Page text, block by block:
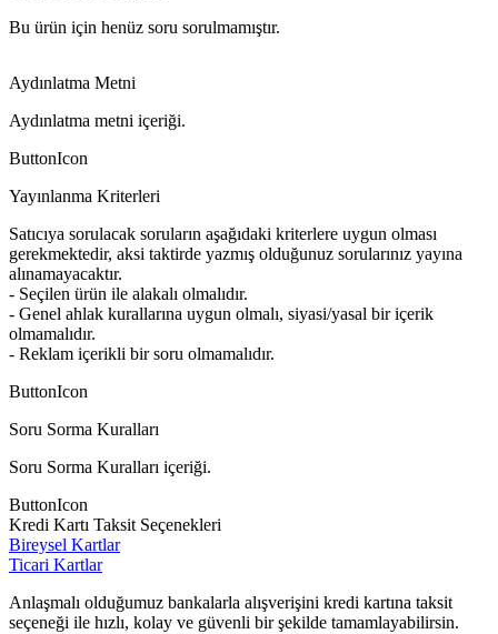
Bu ürün için henüz soru sorulmamıştır.
Aydınlatma Metni
Aydınlatma metni içeriği.
ButtonIcon
Yayınlanma Kriterleri
Satıcıya sorulacak soruların aşağıdaki kriterlere uygun olması
gerekmektedir, aksi taktirde yazmış olduğunuz sorularınız yayına
alınamayacaktır.
- Seçilen ürün ile alakalı olmalıdır.
- Genel ahlak kurallarına uygun olmalı, siyasi/yasal bir içerik
olmamalıdır.
- Reklam içerikli bir soru olmamalıdır.
ButtonIcon
Soru Sorma Kuralları
Soru Sorma Kuralları içeriği.
ButtonIcon
Kredi Kartı Taksit Seçenekleri
Bireysel Kartlar
Ticari Kartlar
Anlaşmalı olduğumuz bankalarla alışverişini kredi kartına taksit
seçeneği ile hızlı, kolay ve güvenli bir şekilde tamamlayabilirsin.